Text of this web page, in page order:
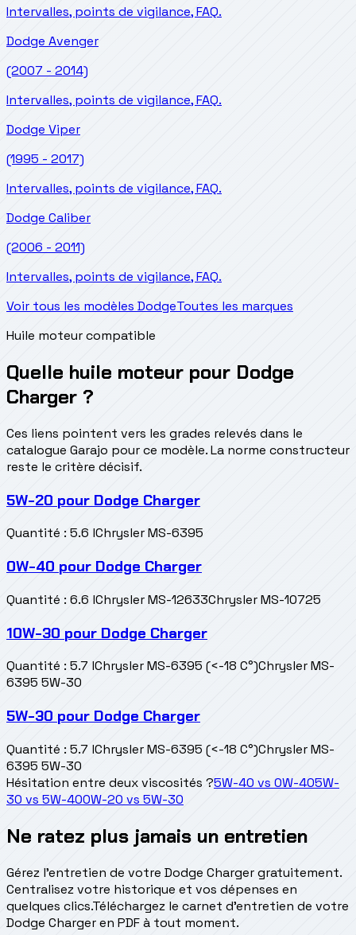
Intervalles, points de vigilance, FAQ.
Dodge Avenger
(2007 - 2014)
Intervalles, points de vigilance, FAQ.
Dodge Viper
(1995 - 2017)
Intervalles, points de vigilance, FAQ.
Dodge Caliber
(2006 - 2011)
Intervalles, points de vigilance, FAQ.
Voir tous les modèles DodgeToutes les marques
Huile moteur compatible
Quelle huile moteur pour Dodge
Charger ?
Ces liens pointent vers les grades relevés dans le
catalogue Garajo pour ce modèle. La norme constructeur
reste le critère décisif.
5W-20 pour Dodge Charger
Quantité : 5.6 lChrysler MS-6395
0W-40 pour Dodge Charger
Quantité : 6.6 lChrysler MS-12633Chrysler MS-10725
10W-30 pour Dodge Charger
Quantité : 5.7 lChrysler MS-6395 (<-18 C°)Chrysler MS-
6395 5W-30
5W-30 pour Dodge Charger
Quantité : 5.7 lChrysler MS-6395 (<-18 C°)Chrysler MS-
6395 5W-30
Hésitation entre deux viscosités ?5W-40 vs 0W-405W-
30 vs 5W-400W-20 vs 5W-30
Ne ratez plus jamais un entretien
Gérez l'entretien de votre Dodge Charger gratuitement.
Centralisez votre historique et vos dépenses en
quelques clics.Téléchargez le carnet d'entretien de votre
Dodge Charger en PDF à tout moment.